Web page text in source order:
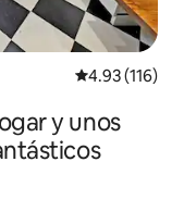
Calificación
4.93 (116)
y unos